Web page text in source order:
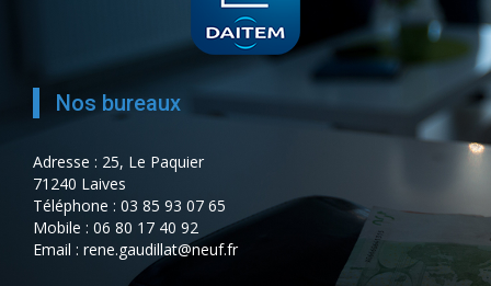
Nos bureaux
Adresse : 25, Le Paquier
71240 Laives
Téléphone : 03 85 93 07 65
Mobile : 06 80 17 40 92
Email : rene.gaudillat@neuf.fr